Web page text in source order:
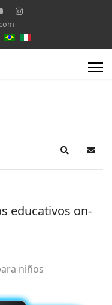
Search
educativos on-
niños